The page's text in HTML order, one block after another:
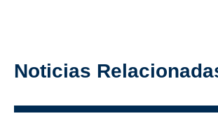
Noticias